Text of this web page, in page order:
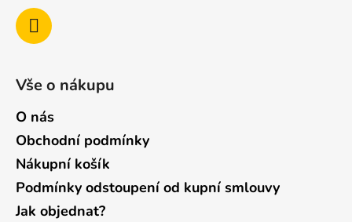
Vše o nákupu
O nás
Obchodní podmínky
Nákupní košík
Podmínky odstoupení od kupní smlouvy
Jak objednat?